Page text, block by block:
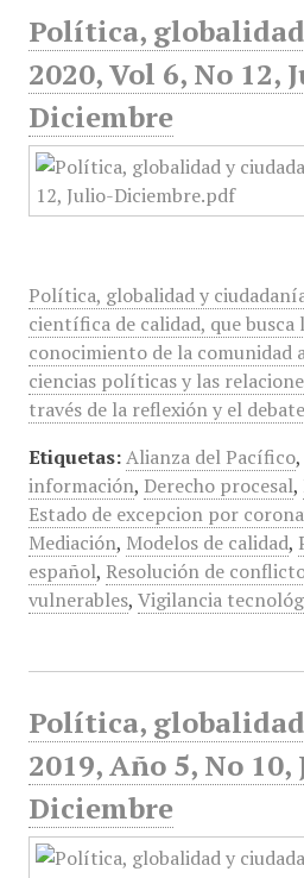
Política,
2020, Vol 6, No 12,
Diciembre
Política, globalidad y
científica de calidad, que busca
conocimiento de la comunidad
ciencias políticas y las
través de la reflexión y el
Etiquetas: Alianza del Pacífico,
información, Derecho procesal,
Estado de excepcion por
Mediación, Modelos de calidad,
español, Resolución de
vulnerables, Vigilancia
Política,
2019, Año 5, No 10,
Diciembre